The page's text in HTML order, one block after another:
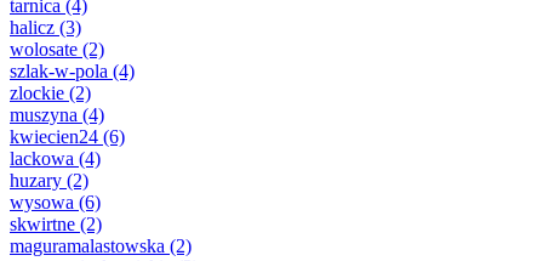
tarnica (4)
halicz (3)
wolosate (2)
szlak-w-pola (4)
zlockie (2)
muszyna (4)
kwiecien24 (6)
lackowa (4)
huzary (2)
wysowa (6)
skwirtne (2)
maguramalastowska (2)